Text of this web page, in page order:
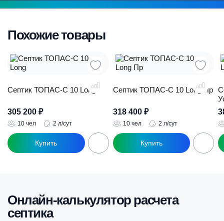
Похожие товары
Септик ТОПАС-С 10 Long
305 200 ₽
10 чел 2 л/сут
Септик ТОПАС-С 10 Long Пр
318 400 ₽
10 чел 2 л/сут
Онлайн-калькулятор расчета
септика